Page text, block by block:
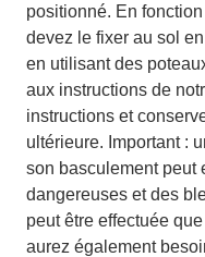
positionné. En
devez le fixer au sol
en utilisant des
aux instructions de
instructions et
ultérieure. Important :
son basculement peut
dangereuses et des
peut être effectuée
aurez également